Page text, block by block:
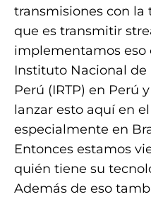
transmisiones con la
que es transmitir
implementamos eso
Instituto Nacional de
Perú (IRTP) en Perú
lanzar esto aquí en
especialmente en
Entonces estamos
quién tiene su
Además de eso